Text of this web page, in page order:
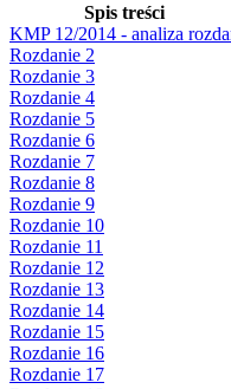
Spis treści
KMP 12/2014 - analiza
Rozdanie 2
Rozdanie 3
Rozdanie 4
Rozdanie 5
Rozdanie 6
Rozdanie 7
Rozdanie 8
Rozdanie 9
Rozdanie 10
Rozdanie 11
Rozdanie 12
Rozdanie 13
Rozdanie 14
Rozdanie 15
Rozdanie 16
Rozdanie 17